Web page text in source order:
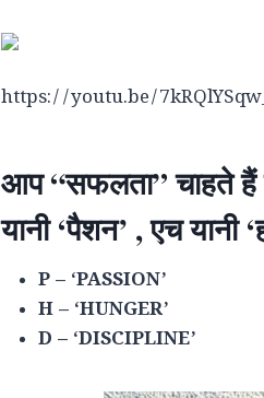
https://youtu.be/
आप “सफलता”चाहते
यानी ‘पैशन’ , एच यानी
P – ‘PASSION’
H – ‘HUNGER’
D – ‘DISCIPLINE’